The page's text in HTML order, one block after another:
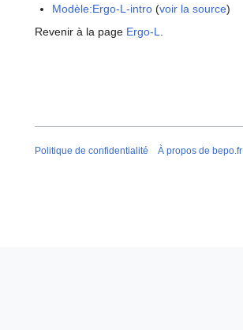
Modèle:Ergo-L-intro (voir la source)
Revenir à la page Ergo-L
Politique de confidentialité À propos de bepo.fr